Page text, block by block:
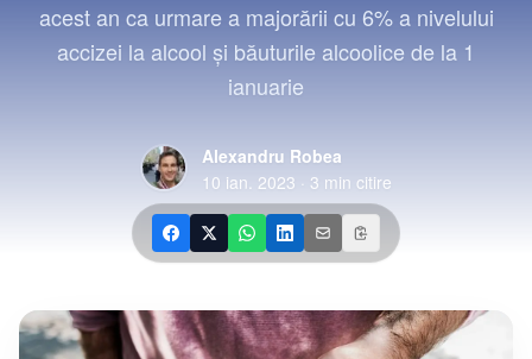
Contact
acest an ca urmare a majorării cu 6% a nivelului
accizei la alcool şi băuturile alcoolice de la 1
ianuarie
Alexandru Robea
10 ian. 2023 · 3 min citire